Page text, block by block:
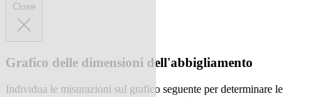
Close
Grafico delle dimensioni dell'abbigliamento
Individua le misurazioni sul grafico seguente per determinare le